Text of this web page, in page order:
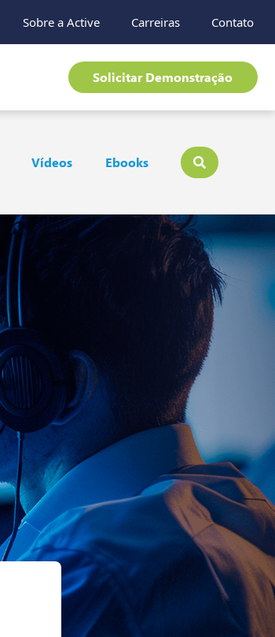
Sobre a Active Carreiras Contato
Solicitar Demonstração
Vídeos Ebooks